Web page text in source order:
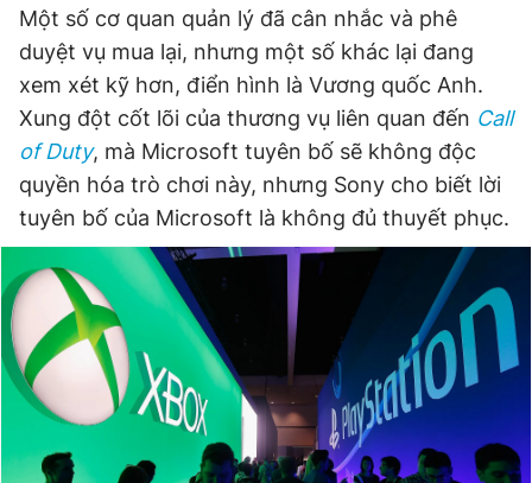
Đọc Thanh Niên trên điện thoại
Theo dõi báo trên
Hotline
0906 645 777
Liên hệ quảng cáo
0908 780 404
Đặt báo Quảng cáo RSS Tòa soạn Chính sách bảo
Một số cơ quan quản lý đã cân nhắc và phê
duyệt vụ mua lại, nhưng một số khác lại đang
xem xét kỹ hơn, điển hình là Vương quốc Anh.
Xung đột cốt lõi của thương vụ liên quan đến Call
of Duty, mà Microsoft tuyên bố sẽ không độc
quyền hóa trò chơi này, nhưng Sony cho biết lời
tuyên bố của Microsoft là không đủ thuyết phục.